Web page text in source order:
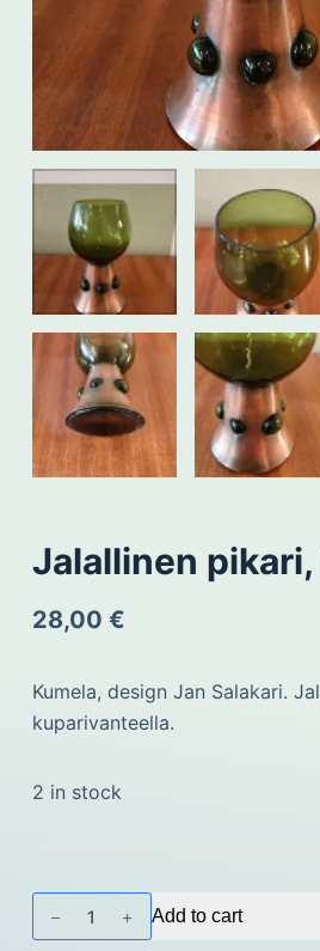
Jalallinen pikari,
28,00 €
Kumela, design Jan Salakari.
kuparivanteella.
2 in stock
Jalallinen
pikari,
Add to cart